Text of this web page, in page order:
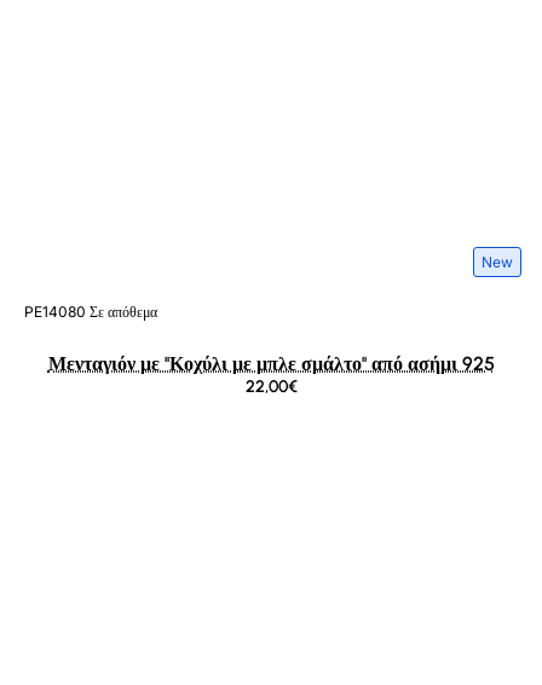
New
PE14080 Σε απόθεμα
Μενταγιόν με ''Κοχύλι με μπλε σμάλτο'' από ασήμι 925
22,00€